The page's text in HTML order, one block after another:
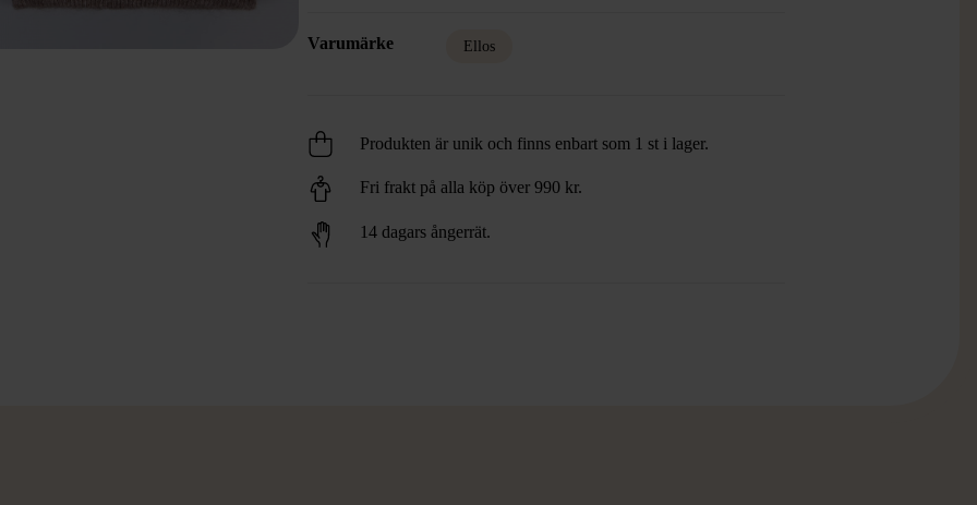
Varumärke Ellos
Produkten är unik och finns enbart som 1 st i lager.
Fri frakt på alla köp över 990 kr.
14 dagars ångerrät.